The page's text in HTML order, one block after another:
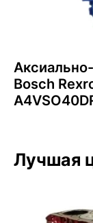
Bosch
Лучшая